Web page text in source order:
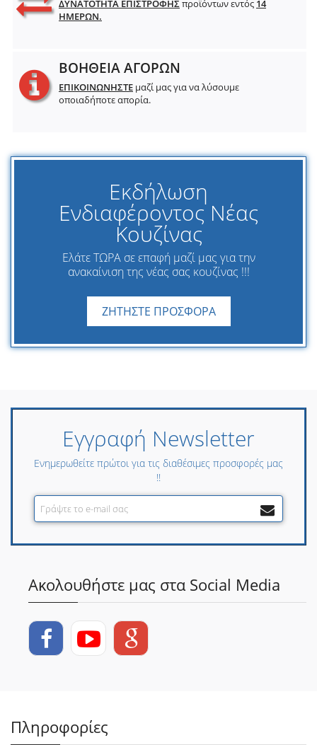
ΔΥΝΑΤΟΤΗΤΑ ΕΠΙΣΤΡΟΦΗΣπροϊόντων εντός 14
ΗΜΕΡΩΝ.
ΒΟΗΘΕΙΑ ΑΓΟΡΩΝ
ΕΠΙΚΟΙΝΩΝΗΣΤΕ μαζί μας για να λύσουμε
οποιαδήποτε απορία.
Εκδήλωση
Ενδιαφέροντος Νέας
Κουζίνας
Ελάτε ΤΩΡΑ σε επαφή μαζί μας για την
ανακαίνιση της νέας σας κουζίνας !!!
ΖΗΤΗΣΤΕ ΠΡΟΣΦΟΡΑ
Εγγραφή Newsletter
Ενημερωθείτε πρώτοι για τις διαθέσιμες προσφορές μας
!!
Ακολουθήστε μας στα Social Media
Πληροφορίες